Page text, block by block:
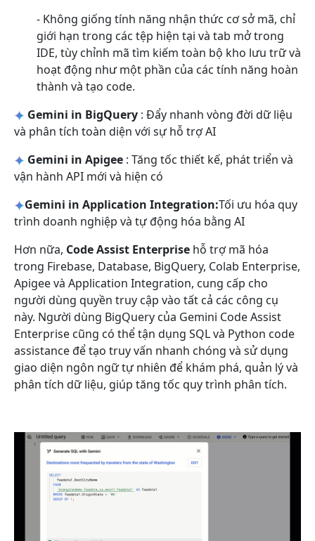
- Không giống tính năng nhận thức cơ sở mã, chỉ
giới hạn trong các tệp hiện tại và tab mở trong
IDE, tùy chỉnh mã tìm kiếm toàn bộ kho lưu trữ và
hoạt động như một phần của các tính năng hoàn
thành và tạo code.
Gemini in BigQuery : Đẩy nhanh vòng đời dữ liệu
và phân tích toàn diện với sự hỗ trợ AI
Gemini in Apigee : Tăng tốc thiết kế, phát triển và
vận hành API mới và hiện có
Gemini in Application Integration:Tối ưu hóa quy
trình doanh nghiệp và tự động hóa bằng AI
Hơn nữa, Code Assist Enterprise hỗ trợ mã hóa
trong Firebase, Database, BigQuery, Colab Enterprise,
Apigee và Application Integration, cung cấp cho
người dùng quyền truy cập vào tất cả các công cụ
này. Người dùng BigQuery của Gemini Code Assist
Enterprise cũng có thể tận dụng SQL và Python code
assistance để tạo truy vấn nhanh chóng và sử dụng
giao diện ngôn ngữ tự nhiên để khám phá, quản lý và
phân tích dữ liệu, giúp tăng tốc quy trình phân tích.